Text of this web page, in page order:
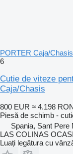
PORTER Caja/Chasis
6
Cutie de viteze
Caja/Chasis
800 EUR ≈ 4.198
Piesă de schimb -
Spania, Sant Pere
LAS COLINAS
Luați legătura cu